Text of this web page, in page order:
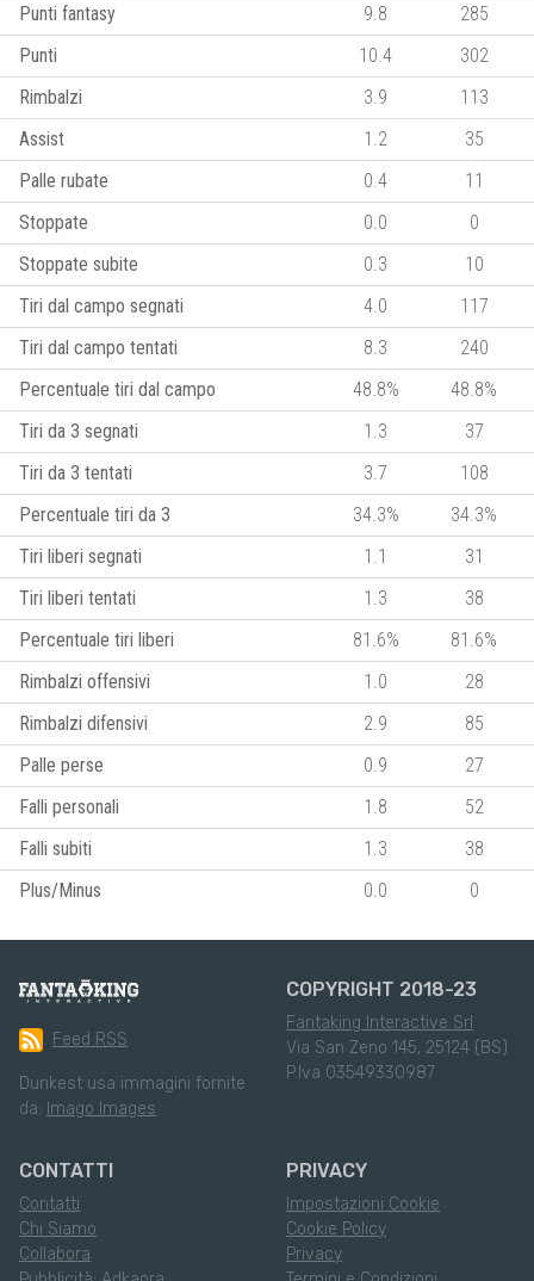
Punti fantasy
9.8
285
Punti
10.4
302
Rimbalzi
3.9
113
Assist
1.2
35
Palle rubate
0.4
11
Stoppate
0.0
0
Stoppate subite
0.3
10
Tiri dal campo segnati
4.0
117
Tiri dal campo tentati
8.3
240
Percentuale tiri dal campo
48.8%
48.8%
Tiri da 3 segnati
1.3
37
Tiri da 3 tentati
3.7
108
Percentuale tiri da 3
34.3%
34.3%
Tiri liberi segnati
1.1
31
Tiri liberi tentati
1.3
38
Percentuale tiri liberi
81.6%
81.6%
Rimbalzi offensivi
1.0
28
Rimbalzi difensivi
2.9
85
Palle perse
0.9
27
Falli personali
1.8
52
Falli subiti
1.3
38
Plus/Minus
0.0 0
Feed RSS
Dunkest usa immagini fornite
da: Imago Images
COPYRIGHT 2018-23
Fantaking Interactive Srl
Via San Zeno 145, 25124 (BS)
P.Iva 03549330987
CONTATTI
Contatti
Chi Siamo
Collabora
PRIVACY
Impostazioni Cookie
Cookie Policy
Privacy